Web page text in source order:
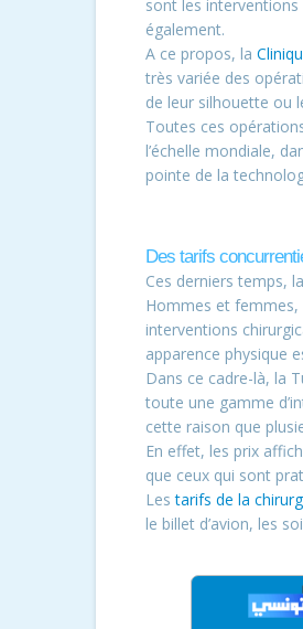
sont les
également.
A ce propos, la
très variée des
de leur silhouette ou
Toutes ces
l’échelle mondiale,
pointe de la
Des tarifs
Ces derniers temps, la
Hommes et
interventions
apparence physique
Dans ce cadre-là, la
toute une gamme
cette raison que
En effet, les prix
que ceux qui sont
Lestarifs de la
le billet d’avion, les